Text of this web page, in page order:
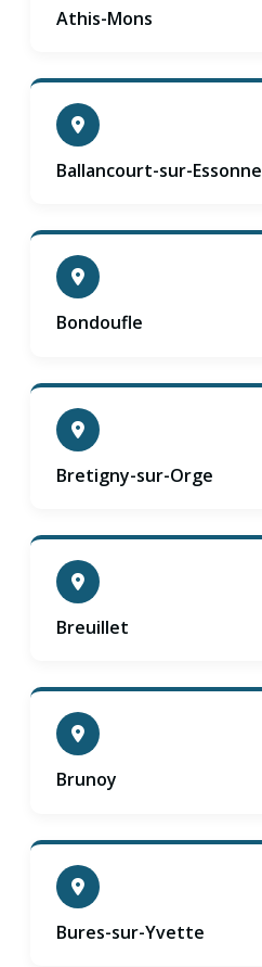
Athis-Mons
Ballancourt-sur-Essonne
Bondoufle
Bretigny-sur-Orge
Breuillet
Brunoy
Bures-sur-Yvette